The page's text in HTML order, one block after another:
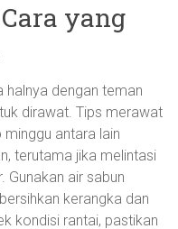
yang
halnya dengan teman
dirawat. Tips merawat
antara lain
terutama jika melintasi
Gunakan air sabun
kerangka dan
kondisi rantai, pastikan